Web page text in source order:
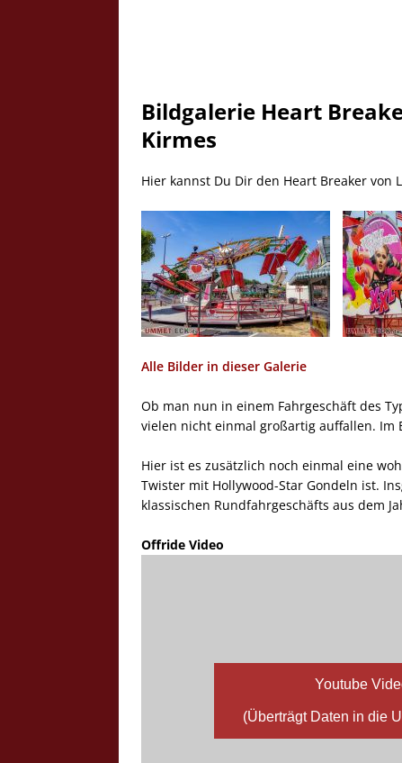
Bildgalerie Heart
Kirmes
Hier kannst Du Dir den Heart Breaker von
Alle Bilder in dieser Galerie
Ob man nun in einem Fahrgeschäft des
vielen nicht einmal großartig auffallen. Im
Hier ist es zusätzlich noch einmal eine
Twister mit Hollywood-Star Gondeln ist.
klassischen Rundfahrgeschäfts aus dem
Offride Video
Youtube
(Überträgt Daten in die